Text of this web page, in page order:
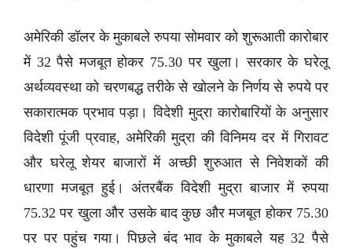
अमेरिकी डॉलर के मुकाबले रुपया सोमवार को शुरूआती कारोबार
में 32 पैसे मजबूत होकर 75.30 पर खुला। सरकार के घरेलू
अर्थव्यवस्था को चरणबद्ध तरीके से खोलने के निर्णय से रुपये पर
सकारात्मक प्रभाव पड़ा। विदेशी मुद्रा कारोबारियों के अनुसार
विदेशी पूंजी प्रवाह, अमेरिकी मुद्रा की विनिमय दर में गिरावट
और घरेलू शेयर बाजारों में अच्छी शुरुआत से निवेशकों की
धारणा मजबूत हुई। अंतरबैंक विदेशी मुद्रा बाजार में रुपया
75.32 पर खुला और उसके बाद कुछ और मजबूत होकर 75.30
पर पर पहुंच गया। पिछले बंद भाव के मुकाबले यह 32 पैसे